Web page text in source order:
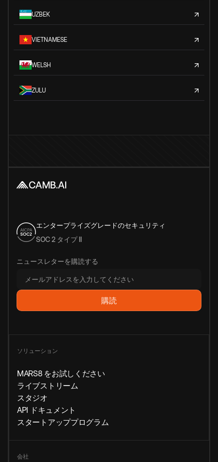
UZBEK
VIETNAMESE
WELSH
ZULU
エンタープライズグレードのセキュリティ
SOC 2 タイプ II
ニュースレターを購読する
ソリューション
MARS8 をお試しください
ライブストリーム
スタジオ
API ドキュメント
スタートアッププログラム
会社